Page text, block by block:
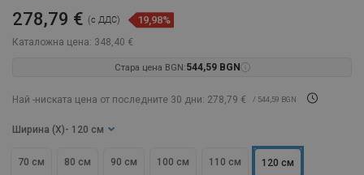
Каталожна цена: 348,40 €
278,79 € (с ДДС) 19,98%
Стара цена BGN:544,59 BGN
Най -ниската цена от последните 30 дни: 278,79 € / 544,59 BGN
Ширина (X) - 120 см
70 см 80 см 90 см 100 см 110 см 120 см